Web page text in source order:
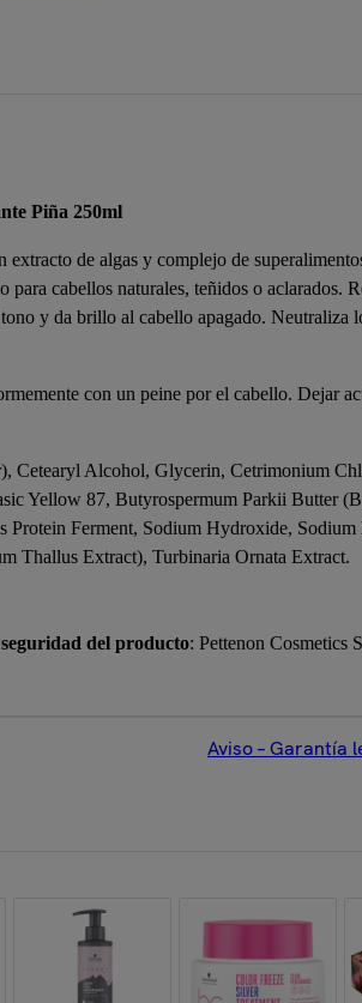
Piña 250ml
de algas y complejo de
cabellos naturales, teñidos o
y da brillo al cabello apagado. Neutraliza
con un peine por el cabello. Dejar
Cetearyl Alcohol, Glycerin, Cetrimonium
Yellow 87, Butyrospermum Parkii Butter
Ferment, Sodium Hydroxide,
Thallus Extract), Turbinaria Ornata Extract.
del producto: Pettenon Cosmetics
Aviso – Garantía